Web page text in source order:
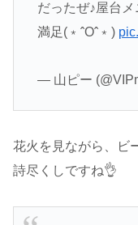
だったぜ♪屋台
満足(﹡ˆOˆ﹡)
— 山ピー
花火を見ながら、ビ
詩尽くしですね👌